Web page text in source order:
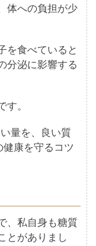
体への負担が少
を食べていると
分泌に影響する
す。
量を、良い質
健康を守るコツ
、私自身も糖質
とがありまし